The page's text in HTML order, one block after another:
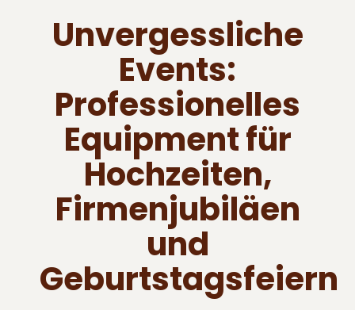
Unvergessliche
Events:
Professionelles
Equipment für
Hochzeiten,
Firmenjubiläen
und
Geburtstagsfeiern